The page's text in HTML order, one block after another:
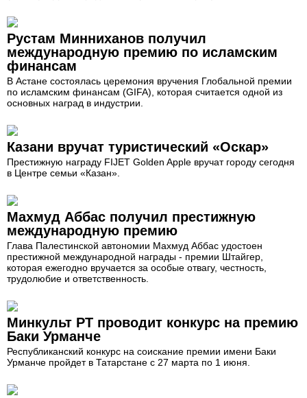
Рустам Минниханов получил
международную премию по исламским
финансам
В Астане состоялась церемония вручения Глобальной премии
по исламским финансам (GIFA), которая считается одной из
основных наград в индустрии.
Казани вручат туристический «Оскар»
Престижную награду FIJET Golden Apple вручат городу сегодня
в Центре семьи «Казан».
Махмуд Аббас получил престижную
международную премию
Глава Палестинской автономии Махмуд Аббас удостоен
престижной международной награды - премии Штайгер,
которая ежегодно вручается за особые отвагу, честность,
трудолюбие и ответственность.
Минкульт РТ проводит конкурс на премию
Баки Урманче
Республиканский конкурс на соискание премии имени Баки
Урманче пройдет в Татарстане с 27 марта по 1 июня.